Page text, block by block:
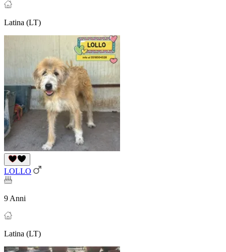
Latina (LT)
LOLLO
9 Anni
Latina (LT)